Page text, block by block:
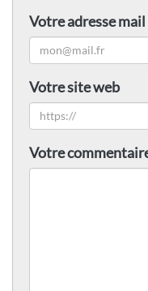
Votre adresse mail
Votre site web
Votre